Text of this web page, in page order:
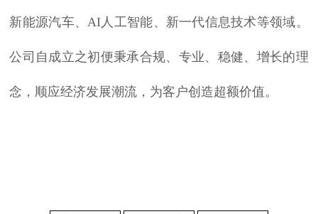
新能源汽车、AI人工智能、新一代信息技术等领域。
公司自成立之初便秉承合规、专业、稳健、增长的理
念，顺应经济发展潮流，为客户创造超额价值。